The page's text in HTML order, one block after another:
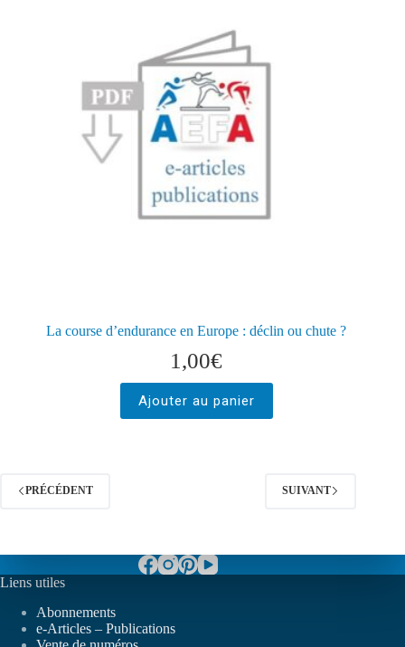
La course d’endurance en Europe : déclin ou chute ?
1,00€
Ajouter au panier
PRÉCÉDENT SUIVANT
Liens utiles
Abonnements
e-Articles – Publications